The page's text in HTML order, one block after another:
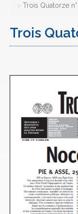
Trois Quatorze
Trois